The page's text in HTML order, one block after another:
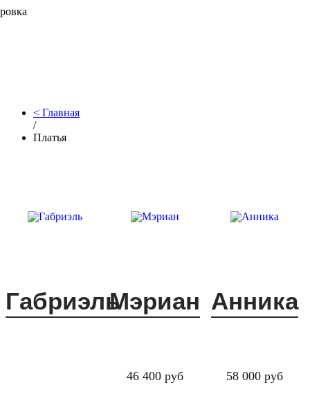
Главная
/
Платья
Габриэль
46 400 руб
Мэриан
58 000 руб
Анника